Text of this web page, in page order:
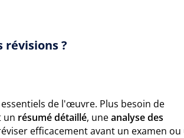
révisions ?
de l'œuvre. Plus besoin de
un résumé détaillé, uneanalyse des
efficacement avant un examen ou